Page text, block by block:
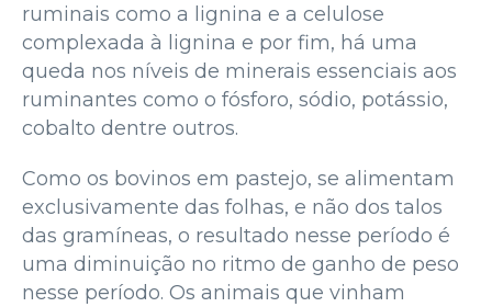
ruminais como a lignina e a celulose
complexada à lignina e por fim, há uma
queda nos níveis de minerais essenciais aos
ruminantes como o fósforo, sódio, potássio,
cobalto dentre outros.
Como os bovinos em pastejo, se alimentam
exclusivamente das folhas, e não dos talos
das gramíneas, o resultado nesse período é
uma diminuição no ritmo de ganho de peso
nesse período. Os animais que vinham